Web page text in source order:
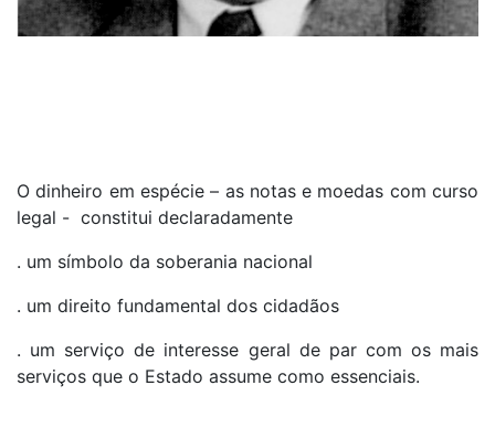
O dinheiro em espécie – as notas e moedas com curso
legal - constitui declaradamente
. um símbolo da soberania nacional
. um direito fundamental dos cidadãos
. um serviço de interesse geral de par com os mais
serviços que o Estado assume como essenciais.